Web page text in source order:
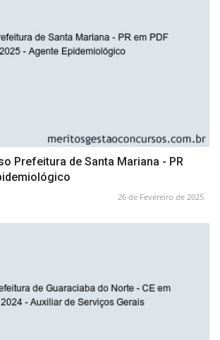
Prefeitura de Santa Mariana - PR
26 de Fevereiro de 2025